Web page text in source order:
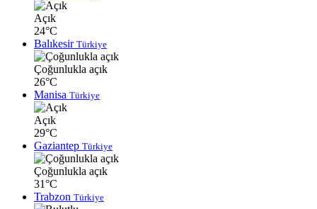
Açık
24°C
Balıkesir Türkiye
Çoğunlukla açık
26°C
Manisa Türkiye
Açık
29°C
Gaziantep Türkiye
Çoğunlukla açık
31°C
Trabzon Türkiye